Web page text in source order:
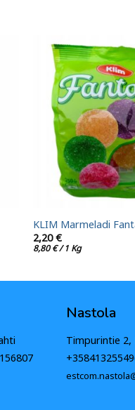
KLIM Marmeladi
2,20€
8,80€/ 1 Kg
Nastola
Timpurintie 2,